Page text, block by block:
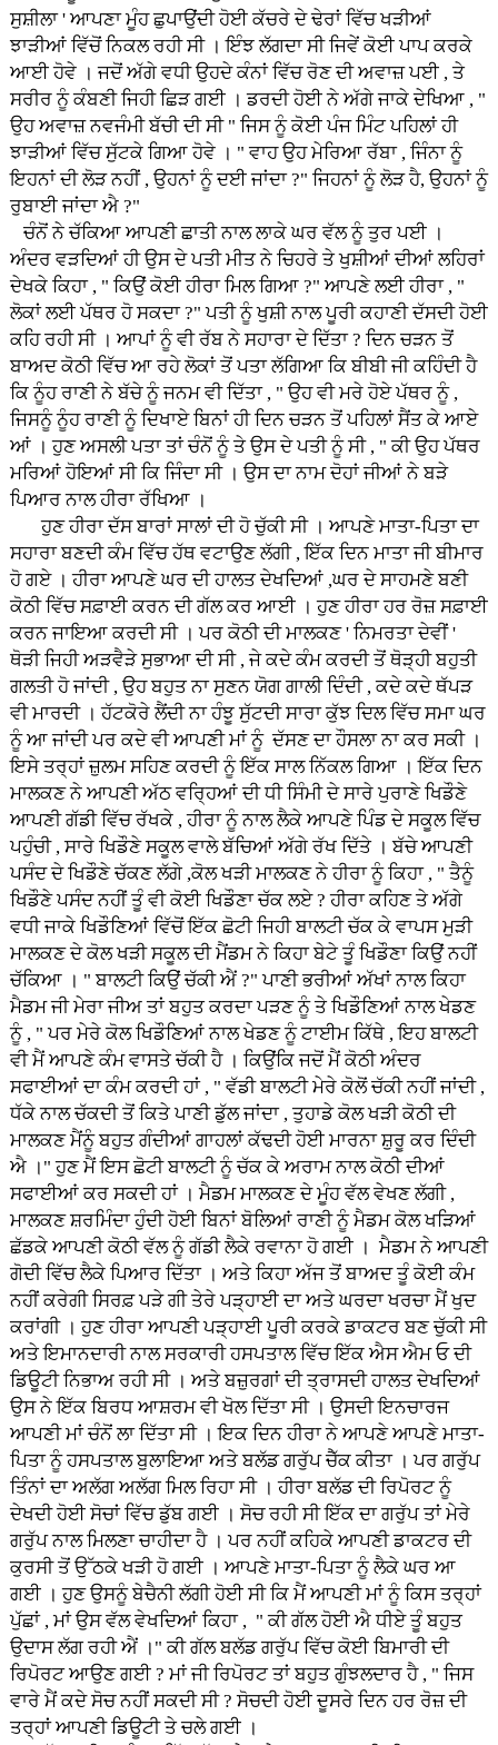
ਸੁਸ਼ੀਲਾ ' ਆਪਣਾ ਮੂੰਹ ਛੁਪਾਉਂਦੀ ਹੋਈ ਕੱਚਰੇ ਦੇ ਢੇਰਾਂ ਵਿੱਚ ਖੜੀਆਂ
ਝਾੜੀਆਂ ਵਿੱਚੋਂ ਨਿਕਲ ਰਹੀ ਸੀ । ਇੰਝ ਲੱਗਦਾ ਸੀ ਜਿਵੇਂ ਕੋਈ ਪਾਪ ਕਰਕੇ
ਆਈ ਹੋਵੇ । ਜਦੋਂ ਅੱਗੇ ਵਧੀ ਉਹਦੇ ਕੰਨਾਂ ਵਿੱਚ ਰੋਣ ਦੀ ਅਵਾਜ਼ ਪਈ , ਤੇ
ਸਰੀਰ ਨੂੰ ਕੰਬਣੀ ਜਿਹੀ ਛਿੜ ਗਈ । ਡਰਦੀ ਹੋਈ ਨੇ ਅੱਗੇ ਜਾਕੇ ਦੇਖਿਆ , "
ਉਹ ਅਵਾਜ਼ ਨਵਜੰਮੀ ਬੱਚੀ ਦੀ ਸੀ " ਜਿਸ ਨੂੰ ਕੋਈ ਪੰਜ ਮਿੰਟ ਪਹਿਲਾਂ ਹੀ
ਝਾੜੀਆਂ ਵਿੱਚ ਸੁੱਟਕੇ ਗਿਆ ਹੋਵੇ । " ਵਾਹ ਉਹ ਮੇਰਿਆ ਰੱਬਾ , ਜਿੰਨਾ ਨੂੰ
ਇਹਨਾਂ ਦੀ ਲੋੜ ਨਹੀਂ , ਉਹਨਾਂ ਨੂੰ ਦਈ ਜਾਂਦਾ ?" ਜਿਹਨਾਂ ਨੂੰ ਲੋੜ ਹੈ, ਉਹਨਾਂ ਨੂੰ
ਰੁਬਾਈ ਜਾਂਦਾ ਐ ?"
ਚੰਨੋਂ ਨੇ ਚੱਕਿਆ ਆਪਣੀ ਛਾਤੀ ਨਾਲ ਲਾਕੇ ਘਰ ਵੱਲ ਨੂੰ ਤੁਰ ਪਈ ।
ਅੰਦਰ ਵੜਦਿਆਂ ਹੀ ਉਸ ਦੇ ਪਤੀ ਮੀਤ ਨੇ ਚਿਹਰੇ ਤੇ ਖੁਸ਼ੀਆਂ ਦੀਆਂ ਲਹਿਰਾਂ
ਦੇਖਕੇ ਕਿਹਾ , " ਕਿਉਂ ਕੋਈ ਹੀਰਾ ਮਿਲ ਗਿਆ ?" ਆਪਣੇ ਲਈ ਹੀਰਾ , "
ਲੋਕਾਂ ਲਈ ਪੱਥਰ ਹੋ ਸਕਦਾ ?" ਪਤੀ ਨੂੰ ਖੁਸ਼ੀ ਨਾਲ ਪੂਰੀ ਕਹਾਣੀ ਦੱਸਦੀ ਹੋਈ
ਕਹਿ ਰਹੀ ਸੀ । ਆਪਾਂ ਨੂੰ ਵੀ ਰੱਬ ਨੇ ਸਹਾਰਾ ਦੇ ਦਿੱਤਾ ? ਦਿਨ ਚੜਨ ਤੋਂ
ਬਾਅਦ ਕੋਠੀ ਵਿੱਚ ਆ ਰਹੇ ਲੋਕਾਂ ਤੋਂ ਪਤਾ ਲੱਗਿਆ ਕਿ ਬੀਬੀ ਜੀ ਕਹਿੰਦੀ ਹੈ
ਕਿ ਨੂੰਹ ਰਾਣੀ ਨੇ ਬੱਚੇ ਨੂੰ ਜਨਮ ਵੀ ਦਿੱਤਾ , " ਉਹ ਵੀ ਮਰੇ ਹੋਏ ਪੱਥਰ ਨੂੰ ,
ਜਿਸਨੂੰ ਨੂੰਹ ਰਾਣੀ ਨੂੰ ਦਿਖਾਏ ਬਿਨਾਂ ਹੀ ਦਿਨ ਚੜਨ ਤੋਂ ਪਹਿਲਾਂ ਸੈਂਤ ਕੇ ਆਏ
ਆਂ । ਹੁਣ ਅਸਲੀ ਪਤਾ ਤਾਂ ਚੰਨੋਂ ਨੂੰ ਤੇ ਉਸ ਦੇ ਪਤੀ ਨੂੰ ਸੀ , " ਕੀ ਉਹ ਪੱਥਰ
ਮਰਿਆਂ ਹੋਇਆਂ ਸੀ ਕਿ ਜਿੰਦਾ ਸੀ । ਉਸ ਦਾ ਨਾਮ ਦੋਹਾਂ ਜੀਆਂ ਨੇ ਬੜੇ
ਪਿਆਰ ਨਾਲ ਹੀਰਾ ਰੱਖਿਆ ।
ਹੁਣ ਹੀਰਾ ਦੱਸ ਬਾਰਾਂ ਸਾਲਾਂ ਦੀ ਹੋ ਚੁੱਕੀ ਸੀ । ਆਪਣੇ ਮਾਤਾ-ਪਿਤਾ ਦਾ
ਸਹਾਰਾ ਬਣਦੀ ਕੰਮ ਵਿੱਚ ਹੱਥ ਵਟਾਉਣ ਲੱਗੀ , ਇੱਕ ਦਿਨ ਮਾਤਾ ਜੀ ਬੀਮਾਰ
ਹੋ ਗਏ । ਹੀਰਾ ਆਪਣੇ ਘਰ ਦੀ ਹਾਲਤ ਦੇਖਦਿਆਂ ,ਘਰ ਦੇ ਸਾਹਮਣੇ ਬਣੀ
ਕੋਠੀ ਵਿੱਚ ਸਫ਼ਾਈ ਕਰਨ ਦੀ ਗੱਲ ਕਰ ਆਈ । ਹੁਣ ਹੀਰਾ ਹਰ ਰੋਜ਼ ਸਫ਼ਾਈ
ਕਰਨ ਜਾਇਆ ਕਰਦੀ ਸੀ । ਪਰ ਕੋਠੀ ਦੀ ਮਾਲਕਣ ' ਨਿਮਰਤਾ ਦੇਵੀਂ '
ਥੋੜੀ ਜਿਹੀ ਅੜਵੈੜੇ ਸੁਭਾਆ ਦੀ ਸੀ , ਜੇ ਕਦੇ ਕੰਮ ਕਰਦੀ ਤੋਂ ਥੋੜ੍ਹੀ ਬਹੁਤੀ
ਗਲਤੀ ਹੋ ਜਾਂਦੀ , ਉਹ ਬਹੁਤ ਨਾ ਸੁਣਨ ਯੋਗ ਗਾਲੀ ਦਿੰਦੀ , ਕਦੇ ਕਦੇ ਥੱਪੜ
ਵੀ ਮਾਰਦੀ । ਹੱਟਕੋਰੇ ਲੈਂਦੀ ਨਾ ਹੰਝੂ ਸੁੱਟਦੀ ਸਾਰਾ ਕੁੱਝ ਦਿਲ ਵਿੱਚ ਸਮਾ ਘਰ
ਨੂੰ ਆ ਜਾਂਦੀ ਪਰ ਕਦੇ ਵੀ ਆਪਣੀ ਮਾਂ ਨੂੰ ਦੱਸਣ ਦਾ ਹੌਸਲਾ ਨਾ ਕਰ ਸਕੀ ।
ਇਸੇ ਤਰ੍ਹਾਂ ਜ਼ੁਲਮ ਸਹਿਣ ਕਰਦੀ ਨੂੰ ਇੱਕ ਸਾਲ ਨਿੱਕਲ ਗਿਆ । ਇੱਕ ਦਿਨ
ਮਾਲਕਣ ਨੇ ਆਪਣੀ ਅੱਠ ਵਰ੍ਹਿਆਂ ਦੀ ਧੀ ਸਿੰਮੀ ਦੇ ਸਾਰੇ ਪੁਰਾਣੇ ਖਿਡੌਣੇ
ਆਪਣੀ ਗੱਡੀ ਵਿੱਚ ਰੱਖਕੇ , ਹੀਰਾ ਨੂੰ ਨਾਲ ਲੈਕੇ ਆਪਣੇ ਪਿੰਡ ਦੇ ਸਕੂਲ ਵਿੱਚ
ਪਹੁੰਚੀ , ਸਾਰੇ ਖਿਡੌਣੇ ਸਕੂਲ ਵਾਲੇ ਬੱਚਿਆਂ ਅੱਗੇ ਰੱਖ ਦਿੱਤੇ । ਬੱਚੇ ਆਪਣੀ
ਪਸੰਦ ਦੇ ਖਿਡੌਣੇ ਚੱਕਣ ਲੱਗੇ ,ਕੋਲ ਖੜੀ ਮਾਲਕਣ ਨੇ ਹੀਰਾ ਨੂੰ ਕਿਹਾ , " ਤੈਨੂੰ
ਖਿਡੌਣੇ ਪਸੰਦ ਨਹੀਂ ਤੂੰ ਵੀ ਕੋਈ ਖਿਡੌਣਾ ਚੱਕ ਲਏ ? ਹੀਰਾ ਕਹਿਣ ਤੇ ਅੱਗੇ
ਵਧੀ ਜਾਕੇ ਖਿਡੌਣਿਆਂ ਵਿੱਚੋਂ ਇੱਕ ਛੋਟੀ ਜਿਹੀ ਬਾਲਟੀ ਚੱਕ ਕੇ ਵਾਪਸ ਮੁੜੀ
ਮਾਲਕਣ ਦੇ ਕੋਲ ਖੜੀ ਸਕੂਲ ਦੀ ਮੈਂਡਮ ਨੇ ਕਿਹਾ ਬੇਟੇ ਤੂੰ ਖਿਡੌਣਾ ਕਿਉਂ ਨਹੀਂ
ਚੱਕਿਆ । " ਬਾਲਟੀ ਕਿਉਂ ਚੱਕੀ ਐਂ ?" ਪਾਣੀ ਭਰੀਆਂ ਅੱਖਾਂ ਨਾਲ ਕਿਹਾ
ਮੈਡਮ ਜੀ ਮੇਰਾ ਜੀਅ ਤਾਂ ਬਹੁਤ ਕਰਦਾ ਪੜਣ ਨੂੰ ਤੇ ਖਿਡੌਣਿਆਂ ਨਾਲ ਖੇਡਣ
ਨੂੰ , " ਪਰ ਮੇਰੇ ਕੋਲ ਖਿਡੌਣਿਆਂ ਨਾਲ ਖੇਡਣ ਨੂੰ ਟਾਈਮ ਕਿੱਥੇ , ਇਹ ਬਾਲਟੀ
ਵੀ ਮੈਂ ਆਪਣੇ ਕੰਮ ਵਾਸਤੇ ਚੱਕੀ ਹੈ । ਕਿਉਂਕਿ ਜਦੋਂ ਮੈਂ ਕੋਠੀ ਅੰਦਰ
ਸਫਾਈਆਂ ਦਾ ਕੰਮ ਕਰਦੀ ਹਾਂ , " ਵੱਡੀ ਬਾਲਟੀ ਮੇਰੇ ਕੋਲੋਂ ਚੱਕੀ ਨਹੀਂ ਜਾਂਦੀ ,
ਧੱਕੇ ਨਾਲ ਚੱਕਦੀ ਤੋਂ ਕਿਤੇ ਪਾਣੀ ਡੁੱਲ ਜਾਂਦਾ , ਤੁਹਾਡੇ ਕੋਲ ਖੜੀ ਕੋਠੀ ਦੀ
ਮਾਲਕਣ ਮੈਂਨੂੰ ਬਹੁਤ ਗੰਦੀਆਂ ਗਾਹਲਾਂ ਕੱਢਦੀ ਹੋਈ ਮਾਰਨਾ ਸ਼ੁਰੂ ਕਰ ਦਿੰਦੀ
ਐ ।" ਹੁਣ ਮੈਂ ਇਸ ਛੋਟੀ ਬਾਲਟੀ ਨੂੰ ਚੱਕ ਕੇ ਅਰਾਮ ਨਾਲ ਕੋਠੀ ਦੀਆਂ
ਸਫਾਈਆਂ ਕਰ ਸਕਦੀ ਹਾਂ । ਮੈਡਮ ਮਾਲਕਣ ਦੇ ਮੂੰਹ ਵੱਲ ਵੇਖਣ ਲੱਗੀ ,
ਮਾਲਕਣ ਸ਼ਰਮਿੰਦਾ ਹੁੰਦੀ ਹੋਈ ਬਿਨਾਂ ਬੋਲਿਆਂ ਰਾਣੀ ਨੂੰ ਮੈਡਮ ਕੋਲ ਖੜਿਆਂ
ਛੱਡਕੇ ਆਪਣੀ ਕੋਠੀ ਵੱਲ ਨੂੰ ਗੱਡੀ ਲੈਕੇ ਰਵਾਨਾ ਹੋ ਗਈ । ਮੈਡਮ ਨੇ ਆਪਣੀ
ਗੋਦੀ ਵਿੱਚ ਲੈਕੇ ਪਿਆਰ ਦਿੱਤਾ । ਅਤੇ ਕਿਹਾ ਅੱਜ ਤੋਂ ਬਾਅਦ ਤੂੰ ਕੋਈ ਕੰਮ
ਨਹੀਂ ਕਰੇਗੀ ਸਿਰਫ਼ ਪੜੇ ਗੀ ਤੇਰੇ ਪੜ੍ਹਾਈ ਦਾ ਅਤੇ ਘਰਦਾ ਖਰਚਾ ਮੈਂ ਖੁਦ
ਕਰਾਂਗੀ । ਹੁਣ ਹੀਰਾ ਆਪਣੀ ਪੜ੍ਹਾਈ ਪੂਰੀ ਕਰਕੇ ਡਾਕਟਰ ਬਣ ਚੁੱਕੀ ਸੀ
ਅਤੇ ਇਮਾਨਦਾਰੀ ਨਾਲ ਸਰਕਾਰੀ ਹਸਪਤਾਲ ਵਿੱਚ ਇੱਕ ਐਸ ਐਮ ਓ ਦੀ
ਡਿਊਟੀ ਨਿਭਾਅ ਰਹੀ ਸੀ । ਅਤੇ ਬਜ਼ੁਰਗਾਂ ਦੀ ਤ੍ਰਾਸਦੀ ਹਾਲਤ ਦੇਖਦਿਆਂ
ਉਸ ਨੇ ਇੱਕ ਬਿਰਧ ਆਸ਼ਰਮ ਵੀ ਖੋਲ ਦਿੱਤਾ ਸੀ । ਉਸਦੀ ਇਨਚਾਰਜ
ਆਪਣੀ ਮਾਂ ਚੰਨੋਂ ਲਾ ਦਿੱਤਾ ਸੀ । ਇਕ ਦਿਨ ਹੀਰਾ ਨੇ ਆਪਣੇ ਆਪਣੇ ਮਾਤਾ-
ਪਿਤਾ ਨੂੰ ਹਸਪਤਾਲ ਬੁਲਾਇਆ ਅਤੇ ਬਲੱਡ ਗਰੁੱਪ ਚੈੱਕ ਕੀਤਾ । ਪਰ ਗਰੁੱਪ
ਤਿੰਨਾਂ ਦਾ ਅਲੱਗ ਅਲੱਗ ਮਿਲ ਰਿਹਾ ਸੀ । ਹੀਰਾ ਬਲੱਡ ਦੀ ਰਿਪੋਰਟ ਨੂੰ
ਦੇਖਦੀ ਹੋਈ ਸੋਚਾਂ ਵਿੱਚ ਡੁੱਬ ਗਈ । ਸੋਚ ਰਹੀ ਸੀ ਇੱਕ ਦਾ ਗਰੁੱਪ ਤਾਂ ਮੇਰੇ
ਗਰੁੱਪ ਨਾਲ ਮਿਲਣਾ ਚਾਹੀਦਾ ਹੈ । ਪਰ ਨਹੀਂ ਕਹਿਕੇ ਆਪਣੀ ਡਾਕਟਰ ਦੀ
ਕੁਰਸੀ ਤੋਂ ਉੱਠਕੇ ਖੜੀ ਹੋ ਗਈ । ਆਪਣੇ ਮਾਤਾ-ਪਿਤਾ ਨੂੰ ਲੈਕੇ ਘਰ ਆ
ਗਈ । ਹੁਣ ਉਸਨੂੰ ਬੇਚੈਨੀ ਲੱਗੀ ਹੋਈ ਸੀ ਕਿ ਮੈਂ ਆਪਣੀ ਮਾਂ ਨੂੰ ਕਿਸ ਤਰ੍ਹਾਂ
ਪੁੱਛਾਂ , ਮਾਂ ਉਸ ਵੱਲ ਵੇਖਦਿਆਂ ਕਿਹਾ , " ਕੀ ਗੱਲ ਹੋਈ ਐ ਧੀਏ ਤੂੰ ਬਹੁਤ
ਉਦਾਸ ਲੱਗ ਰਹੀ ਐਂ ।" ਕੀ ਗੱਲ ਬਲੱਡ ਗਰੁੱਪ ਵਿੱਚ ਕੋਈ ਬਿਮਾਰੀ ਦੀ
ਰਿਪੋਰਟ ਆਉਣ ਗਈ ? ਮਾਂ ਜੀ ਰਿਪੋਰਟ ਤਾਂ ਬਹੁਤ ਗੁੰਝਲਦਾਰ ਹੈ , " ਜਿਸ
ਵਾਰੇ ਮੈਂ ਕਦੇ ਸੋਚ ਨਹੀਂ ਸਕਦੀ ਸੀ ? ਸੋਚਦੀ ਹੋਈ ਦੂਸਰੇ ਦਿਨ ਹਰ ਰੋਜ਼ ਦੀ
ਤਰ੍ਹਾਂ ਆਪਣੀ ਡਿਊਟੀ ਤੇ ਚਲੇ ਗਈ ।